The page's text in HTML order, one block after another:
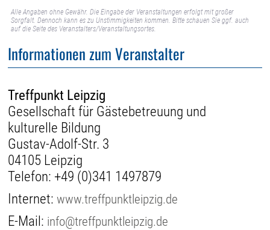
Alle Angaben ohne Gewähr. Die Eingabe der Veranstaltungen erfolgt mit großer
Sorgfalt. Dennoch kann es zu Unstimmigkeiten kommen. Bitte schauen Sie ggf. auch
auf die Seite des Veranstalters/Veranstaltungsortes.
Informationen zum Veranstalter
Treffpunkt Leipzig
Gesellschaft für Gästebetreuung und
kulturelle Bildung
Gustav-Adolf-Str. 3
04105 Leipzig
Telefon: +49 (0)341 1497879
Internet:www.treffpunktleipzig.de
E-Mail: info@treffpunktleipzig.de